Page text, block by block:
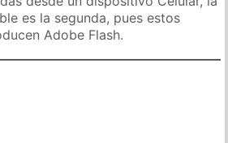
es la segunda, pues estos
Adobe Flash.